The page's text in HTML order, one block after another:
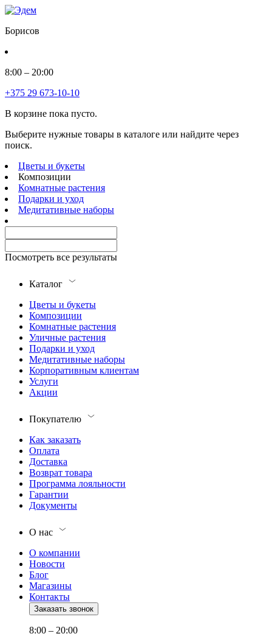
Борисов
8:00 – 20:00
+375 29 673-10-10
В корзине пока пусто.
Выберите нужные товары в каталоге или найдите через
поиск.
Цветы и букеты
Композиции
Комнатные растения
Подарки и уход
Медитативные наборы
Посмотреть все результаты
Каталог
Цветы и букеты
Композиции
Комнатные растения
Уличные растения
Подарки и уход
Медитативные наборы
Корпоративным клиентам
Услуги
Акции
Покупателю
Как заказать
Оплата
Доставка
Возврат товара
Программа лояльности
Гарантии
Документы
О нас
О компании
Новости
Блог
Магазины
Контакты
Заказать звонок
8:00 – 20:00